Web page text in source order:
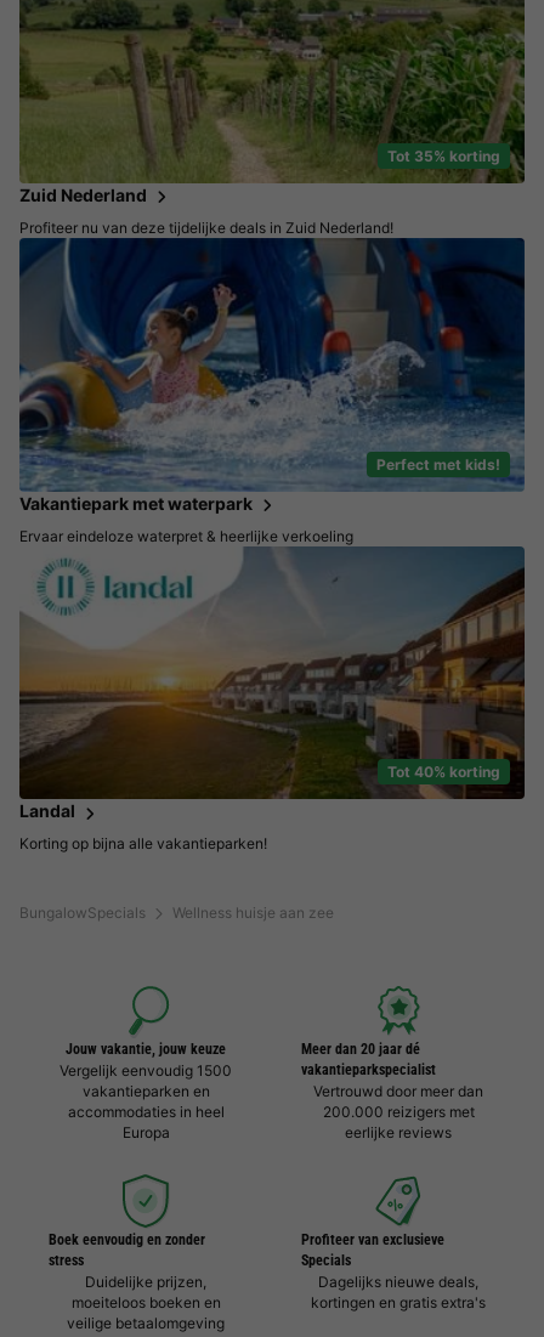
BungalowSpecials Wellness huisje aan zee
Tot 35% korting
Zuid Nederland
Profiteer nu van deze tijdelijke deals in Zuid Nederland!
Perfect met kids!
Vakantiepark met waterpark
Ervaar eindeloze waterpret & heerlijke verkoeling
Tot 40% korting
Landal
Korting op bijna alle vakantieparken!
Jouw vakantie, jouw keuze
Vergelijk eenvoudig 1500
vakantieparken en
accommodaties in heel
Europa
Meer dan 20 jaar dé
vakantieparkspecialist
Vertrouwd door meer dan
200.000 reizigers met
eerlijke reviews
Boek eenvoudig en zonder
stress
Duidelijke prijzen,
moeiteloos boeken en
veilige betaalomgeving
Profiteer van exclusieve
Specials
Dagelijks nieuwe deals,
kortingen en gratis extra's